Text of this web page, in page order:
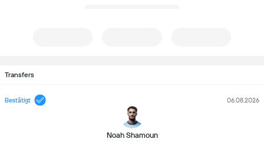
Transfers
Bestätigt
Noah Shamoun
06.08.2026